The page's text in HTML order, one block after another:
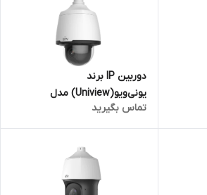
دوربین IP برند
یونی‌ویو(Uniview) مدل
لنز(PTZ) - 4 مگاپیکسل
تماس بگیرید